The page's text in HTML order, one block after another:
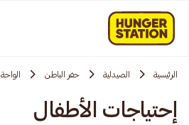
الرئيسية الصيدلية حفر الباطن الواحة
إحتياجات الأطفال